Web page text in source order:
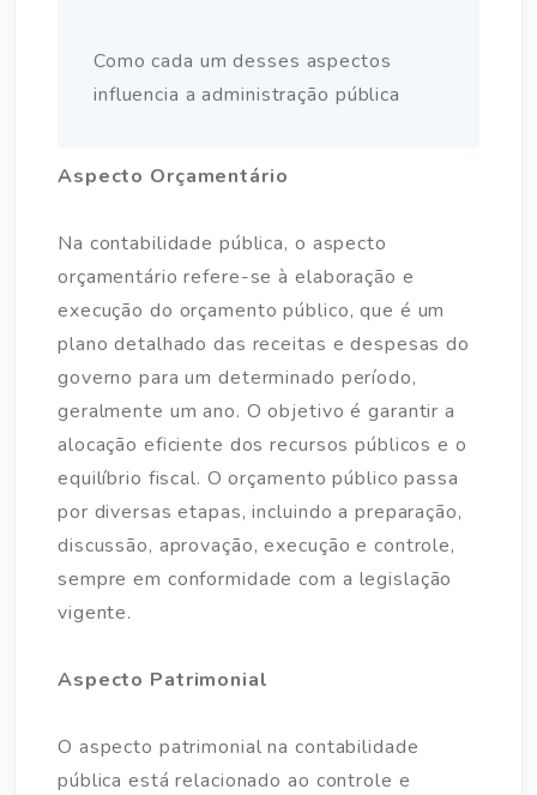
Como cada um desses aspectos
influencia a administração pública
Aspecto Orçamentário
Na contabilidade pública, o aspecto
orçamentário refere-se à elaboração e
execução do orçamento público, que é um
plano detalhado das receitas e despesas do
governo para um determinado período,
geralmente um ano. O objetivo é garantir a
alocação eficiente dos recursos públicos e o
equilíbrio fiscal. O orçamento público passa
por diversas etapas, incluindo a preparação,
discussão, aprovação, execução e controle,
sempre em conformidade com a legislação
vigente.
Aspecto Patrimonial
O aspecto patrimonial na contabilidade
pública está relacionado ao controle e